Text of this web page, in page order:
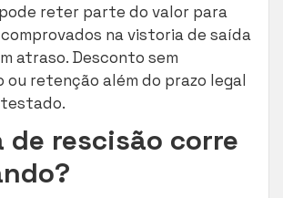
reter parte do valor para
na vistoria de saída
atraso. Desconto sem
ou retenção além do prazo legal
de rescisão corre